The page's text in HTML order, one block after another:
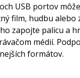
USB portov
film, hudbu alebo
zapojte palicu a
médií.
formátov.